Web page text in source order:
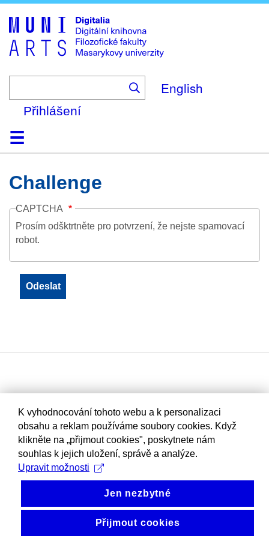
to
main
content
English
Přihlášení
DomůKolekce
Prohlížení
Vyhledávání
O platformě
Nápověda
KontaktDigitalia
Challenge
CAPTCHA
Prosím odšktrtněte pro potvrzení, že nejste spamovací
robot.
K vyhodnocování tohoto webu a k personalizaci
obsahu a reklam používáme soubory cookies. Když
klikněte na „přijmout cookies", poskytnete nám
souhlas k jejich uložení, správě a analýze.
Upravit možnosti
Jen nezbytné
Přijmout cookies